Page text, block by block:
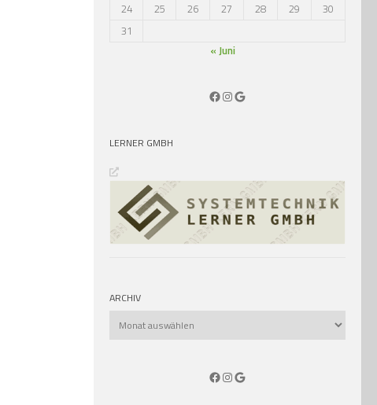
24
25 26 27 28 29
30
31
« Juni
Facebook
Instagram
Google
LERNER GMBH
ARCHIV
Facebook
Instagram
Google